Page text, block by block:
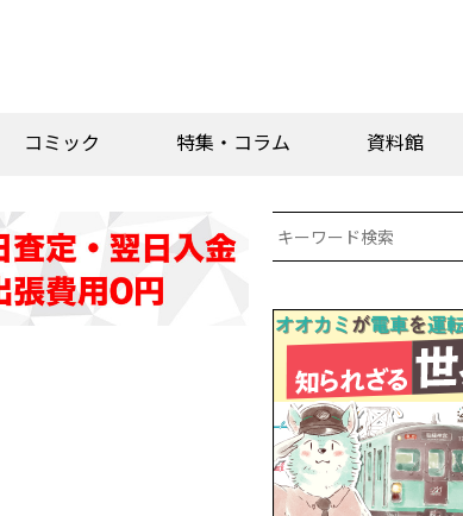
コミック 特集・コラム 資料館